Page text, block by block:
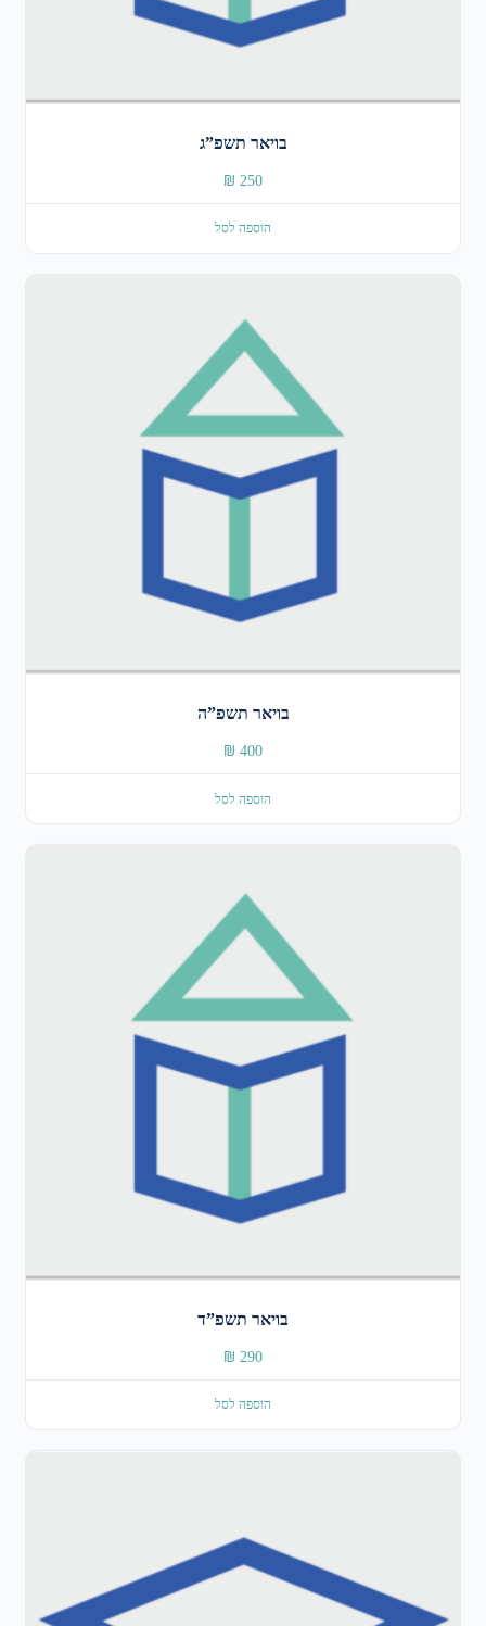
בויאר תשפ”ג
₪ 250
הוספה לסל
בויאר תשפ”ה
₪ 400
הוספה לסל
בויאר תשפ”ד
₪ 290
הוספה לסל